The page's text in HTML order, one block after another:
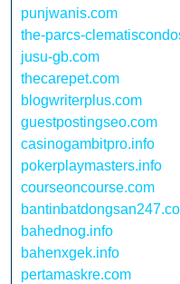
punjwanis.com
the-parcs-
jusu-gb.com
thecarepet.com
blogwriterplus.com
guestpostingseo.com
casinogambitpro.info
pokerplaymasters.info
courseoncourse.com
bahednog.info
bahenxgek.info
pertamaskre.com